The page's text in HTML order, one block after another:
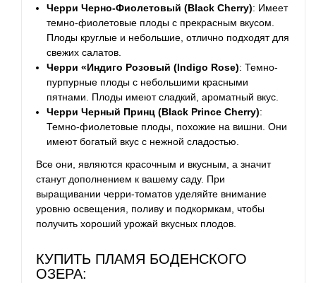
Черри Черно-Фиолетовый (Black Cherry): Имеет
темно-фиолетовые плоды с прекрасным вкусом.
Плоды круглые и небольшие, отлично подходят для
свежих салатов.
Черри «Индиго Розовый (Indigo Rose): Темно-
пурпурные плоды с небольшими красными
пятнами. Плоды имеют сладкий, ароматный вкус.
Черри Черный Принц (Black Prince Cherry):
Темно-фиолетовые плоды, похожие на вишни. Они
имеют богатый вкус с нежной сладостью.
Все они, являются красочным и вкусным, а значит
станут дополнением к вашему саду. При
выращивании черри-томатов уделяйте внимание
уровню освещения, поливу и подкормкам, чтобы
получить хороший урожай вкусных плодов.
КУПИТЬ ПЛАМЯ БОДЕНСКОГО
ОЗЕРА: